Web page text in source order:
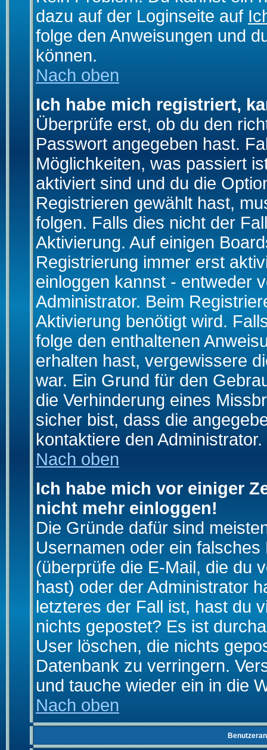
dazu auf der Loginseite auf
folge den Anweisungen und
können.
Nach oben
Ich habe mich registriert,
Überprüfe erst, ob du den
Passwort angegeben hast.
Möglichkeiten, was passiert
aktiviert sind und du die
Registrieren gewählt hast,
folgen. Falls dies nicht der
Aktivierung. Auf einigen
Registrierung immer erst
einloggen kannst - entweder
Administrator. Beim
Aktivierung benötigt wird.
folge den enthaltenen
erhalten hast, vergewissere
war. Ein Grund für den
die Verhinderung eines
sicher bist, dass die
kontaktiere den Administrator.
Nach oben
Ich habe mich vor einiger
nicht mehr einloggen!
Die Gründe dafür sind
Usernamen oder ein
(überprüfe die E-Mail, die du
hast) oder der Administrator
letzteres der Fall ist, hast du
nichts gepostet? Es ist
User löschen, die nichts
Datenbank zu verringern.
und tauche wieder ein in die
Nach oben